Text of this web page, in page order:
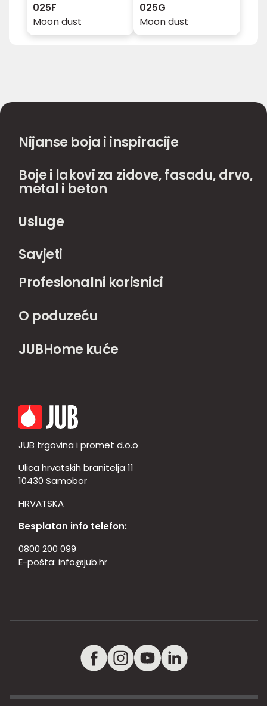
025F
Moon dust
025G
Moon dust
Nijanse boja i inspiracije
Boje i lakovi za zidove, fasadu, drvo,
metal i beton
Usluge
Savjeti
Profesionalni korisnici
O poduzeću
JUBHome kuće
JUB trgovina i promet d.o.o
Ulica hrvatskih branitelja 11
10430 Samobor
HRVATSKA
Besplatan info telefon:
0800 200 099
E-pošta: info@jub.hr